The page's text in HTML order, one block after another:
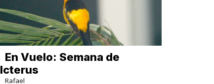
En Vuelo: Semana de
Icterus
Rafael